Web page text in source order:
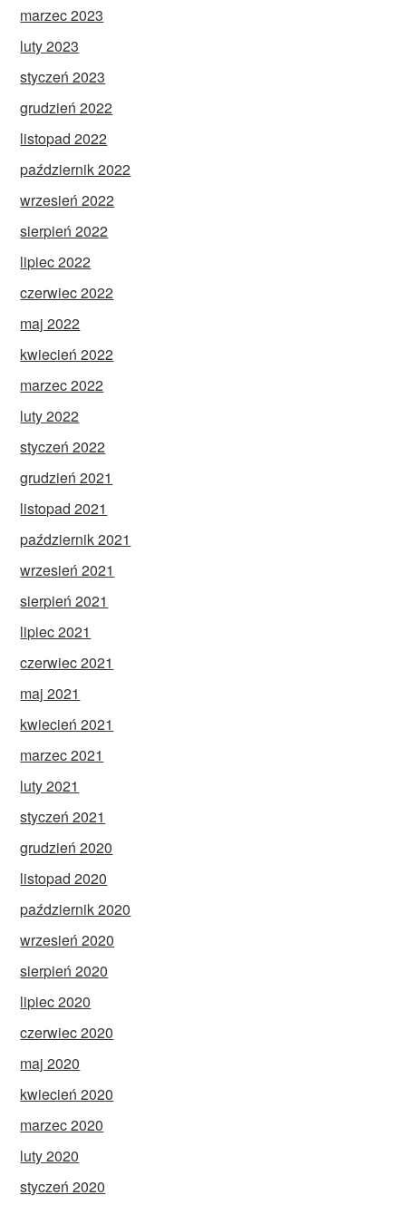
marzec 2023
luty 2023
styczeń 2023
grudzień 2022
listopad 2022
październik 2022
wrzesień 2022
sierpień 2022
lipiec 2022
czerwiec 2022
maj 2022
kwiecień 2022
marzec 2022
luty 2022
styczeń 2022
grudzień 2021
listopad 2021
październik 2021
wrzesień 2021
sierpień 2021
lipiec 2021
czerwiec 2021
maj 2021
kwiecień 2021
marzec 2021
luty 2021
styczeń 2021
grudzień 2020
listopad 2020
październik 2020
wrzesień 2020
sierpień 2020
lipiec 2020
czerwiec 2020
maj 2020
kwiecień 2020
marzec 2020
luty 2020
styczeń 2020